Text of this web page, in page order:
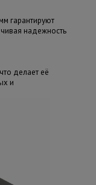
гарантируют
надежность
делает её
и